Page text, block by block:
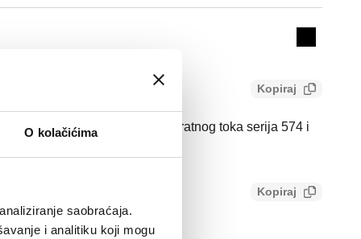
O kolačićima
saobraćaja.
i analitiku koji mogu
Collapse
Kopiraj
na ulazu za zaštitnike povratnog toka serija 574 i
Kopiraj